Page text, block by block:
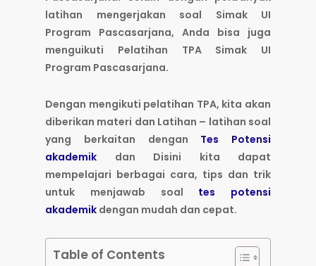
latihan mengerjakan soal Simak UI
Program Pascasarjana, Anda bisa juga
menguikuti Pelatihan TPA Simak UI
Program Pascasarjana.
Dengan mengikuti pelatihan TPA, kita akan
diberikan materi dan Latihan – latihan soal
yang berkaitan dengan Tes Potensi
akademik dan Disini kita dapat
mempelajari berbagai cara, tips dan trik
untuk menjawab soal tes potensi
akademik dengan mudah dan cepat.
Table of Contents